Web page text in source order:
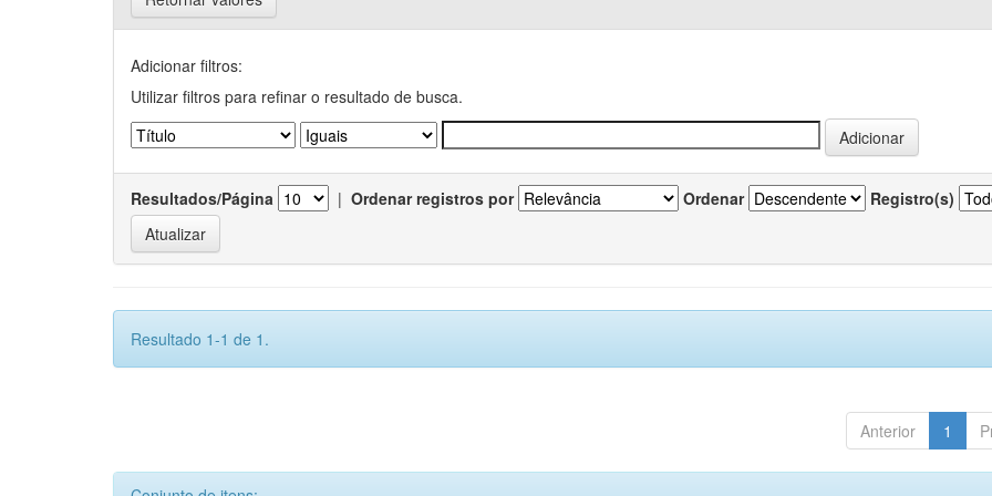
Adicionar filtros:
Utilizar filtros para refinar o resultado de busca.
Resultados/Página | Ordenar registros por Ordenar Registro(s)
Resultado 1-1 de 1.
Anterior 1